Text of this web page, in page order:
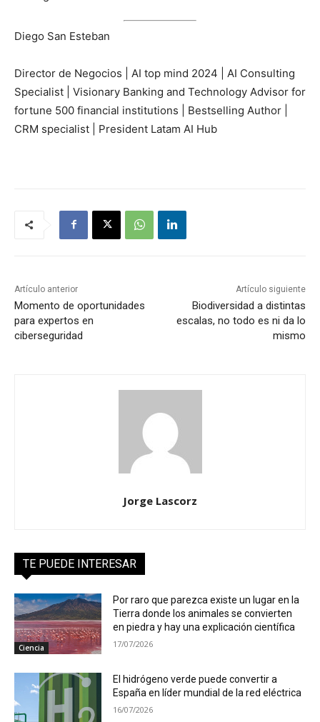
Diego San Esteban
Director de Negocios | AI top mind 2024 | AI Consulting
Specialist | Visionary Banking and Technology Advisor for
fortune 500 financial institutions | Bestselling Author |
CRM specialist | President Latam AI Hub
Artículo anterior
Momento de oportunidades
para expertos en
ciberseguridad
Artículo siguiente
Biodiversidad a distintas
escalas, no todo es ni da lo
mismo
Jorge Lascorz
TE PUEDE INTERESAR
Ciencia
Por raro que parezca existe un lugar en la
Tierra donde los animales se convierten
en piedra y hay una explicación científica
17/07/2026
El hidrógeno verde puede convertir a
España en líder mundial de la red eléctrica
16/07/2026